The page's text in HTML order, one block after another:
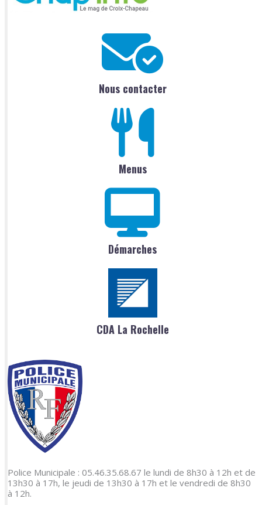
Nous contacter
Menus
Démarches
CDA La Rochelle
Police Municipale : 05.46.35.68.67 le lundi de 8h30 à 12h et de
13h30 à 17h, le jeudi de 13h30 à 17h et le vendredi de 8h30
à 12h.